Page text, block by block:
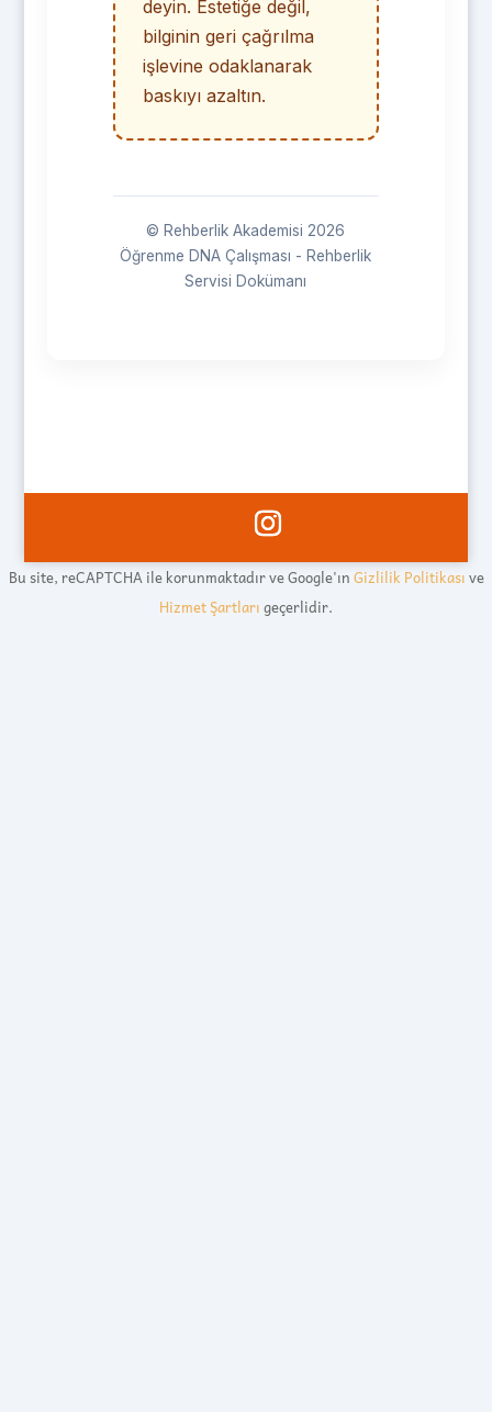
deyin. Estetiğe değil,
bilginin geri çağrılma
işlevine odaklanarak
baskıyı azaltın.
© Rehberlik Akademisi 2026
Öğrenme DNA Çalışması - Rehberlik
Servisi Dokümanı
Bu site, reCAPTCHA ile korunmaktadır ve Google'ınGizlilik Politikasıve
Hizmet Şartlarıgeçerlidir.